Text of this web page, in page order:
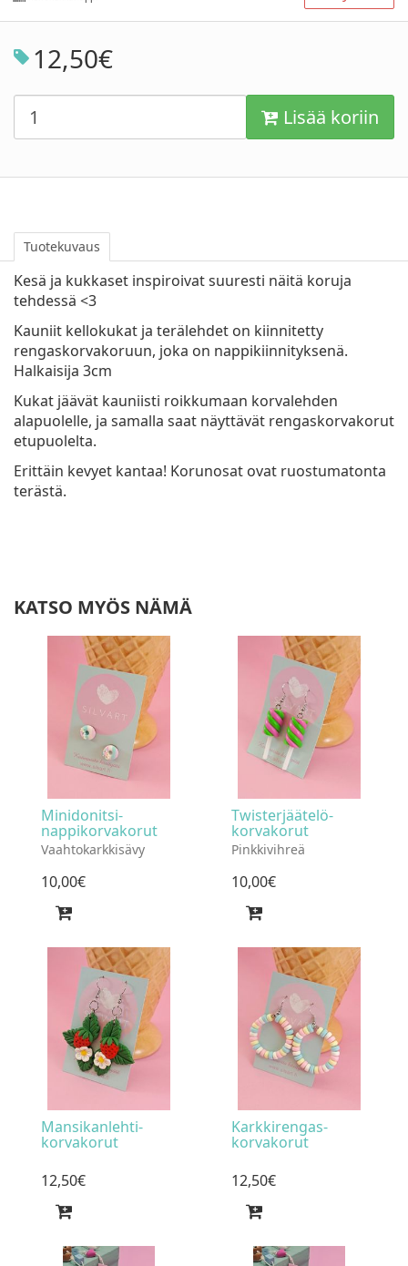
12,50€
Lisää koriin
Tuotekuvaus
Kesä ja kukkaset inspiroivat suuresti näitä koruja
tehdessä <3
Kauniit kellokukat ja terälehdet on kiinnitetty
rengaskorvakoruun, joka on nappikiinnityksenä.
Halkaisija 3cm
Kukat jäävät kauniisti roikkumaan korvalehden
alapuolelle, ja samalla saat näyttävät rengaskorvakorut
etupuolelta.
Erittäin kevyet kantaa! Korunosat ovat ruostumatonta
terästä.
KATSO MYÖS NÄMÄ
Minidonitsi-
nappikorvakorut
Vaahtokarkkisävy
10,00€
Twisterjäätelö-
korvakorut
Pinkkivihreä
10,00€
Mansikanlehti-
korvakorut
12,50€
Karkkirengas-
korvakorut
12,50€